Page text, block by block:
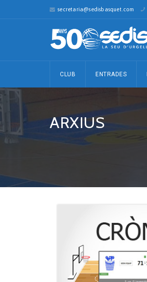
secretaria@sedisbasquet.com
CLUB ENTRADES
ARXIUS